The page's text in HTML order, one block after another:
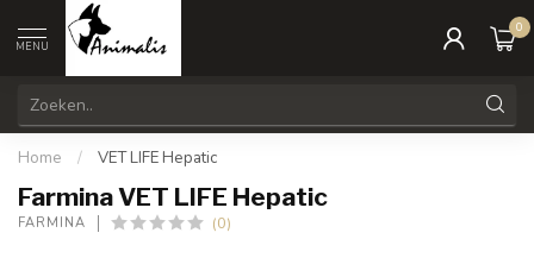
MENU
0
Home / VET LIFE Hepatic
Farmina VET LIFE Hepatic
FARMINA (0)